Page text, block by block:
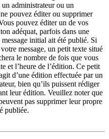
administrateur ou un
pouvez éditer ou supprimer
pouvez éditer un de vos
adéquat, parfois dans une
initial ait été publié. Si
message, un petit texte situé
le nombre de fois que vous
et l’heure de l’édition. Ce petit
d’une édition effectuée par un
bien qu’ils puissent rédiger
leur édition. Veuillez noter que
pas supprimer leur propre
publiée.